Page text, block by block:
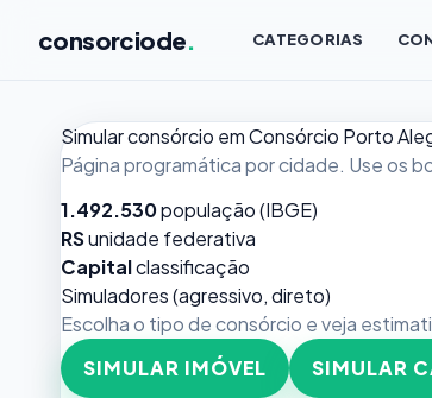
consorciode. CATEGORIAS
Simular consórcio em Consórcio Porto
Página programática por cidade. Use os
1.492.530população (IBGE)
RSunidade federativa
Capitalclassificação
Simuladores (agressivo, direto)
Escolha o tipo de consórcio e veja
SIMULAR IMÓVEL
SIMULAR